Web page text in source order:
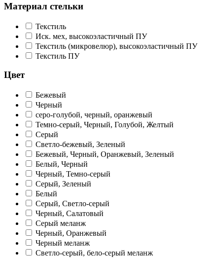
Материал стельки
Текстиль
Иск. мех, высокоэластичный ПУ
Текстиль (микровелюр), высокоэластичный ПУ
Текстиль ПУ
Цвет
Бежевый
Черный
серо-голубой, черный, оранжевый
Темно-серый, Черный, Голубой, Желтый
Серый
Светло-бежевый, Зеленый
Бежевый, Черный, Оранжевый, Зеленый
Белый, Черный
Черный, Темно-серый
Серый, Зеленый
Белый
Серый, Светло-серый
Черный, Салатовый
Серый меланж
Черный, Оранжевый
Черный меланж
Светло-серый, бело-серый меланж